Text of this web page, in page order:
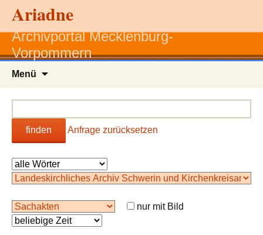
Ariadne
Archivportal Mecklenburg-
Vorpommern
Menü
finden Anfrage zurücksetzen
nur mit Bild